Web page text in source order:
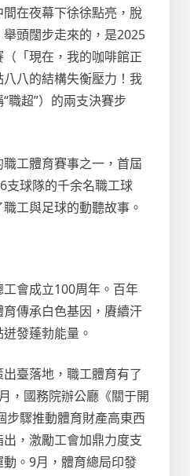
在夜幕下徐徐點亮，脫
頭闊步走來的，是2025
「現在，我的咖啡館正
八的結構失衡壓力！我
職超”）的兩支決賽步
工體育賽事之一，首屆
支球隊的千余名職工球
工與足球的動聽故事。
會成立100周年。百年
傳承白色基因，賡續汗
發蓬勃能量。
臺落地，職工體育有了
，國務院辦公廳《關于開
步驟推動體育財產高東西
，激勵工會加鼎力度支
。9月，體育總局印發